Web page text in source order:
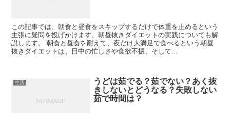
この記事では、朝食と昼食をスキップするだけで体重を止めるという
主張に疑問を投げかけます。朝昼抜きダイエットの実践についても解
説します。 朝食と昼食を耐えて、夜だけ大満足で食べるという朝昼
抜きダイエットは、日中の忙しさや食欲不振、そして...
生活
うどは茹でる？茹でない？あく抜
きしないとどうなる？失敗しない
茹で時間は？